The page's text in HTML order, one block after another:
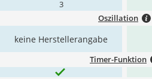
3
Oszillation
keine Herstellerangabe
Timer-Funktion